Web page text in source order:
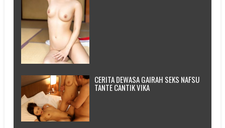
CERITA DEWASA GAIRAH SEKS NAFSU
TANTE CANTIK VIKA